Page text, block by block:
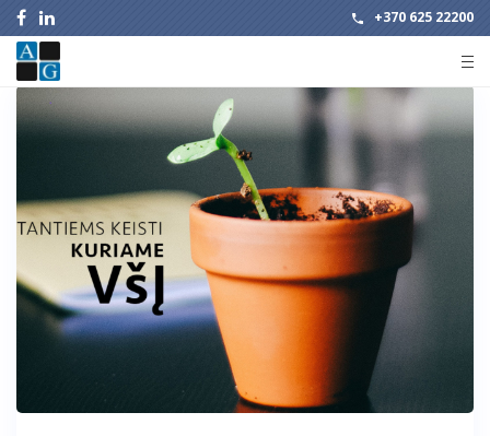
+370 625 22200